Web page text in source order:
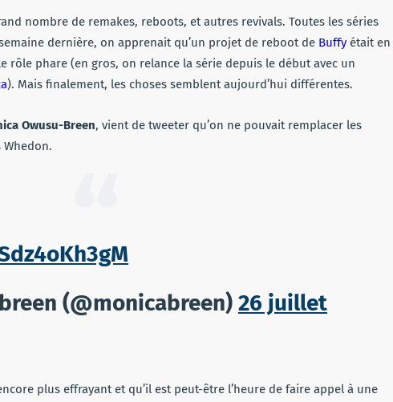
nombre de remakes, reboots, et autres revivals. Toutes les séries
dernière, on apprenait qu’un projet de reboot de Buffy était en
rôle phare (en gros, on relance la série depuis le début avec un
). Mais finalement, les choses semblent aujourd’hui différentes.
Owusu-Breen, vient de tweeter qu’on ne pouvait remplacer les
Whedon.
(@monicabreen) 26 juillet
plus effrayant et qu’il est peut-être l’heure de faire appel à une